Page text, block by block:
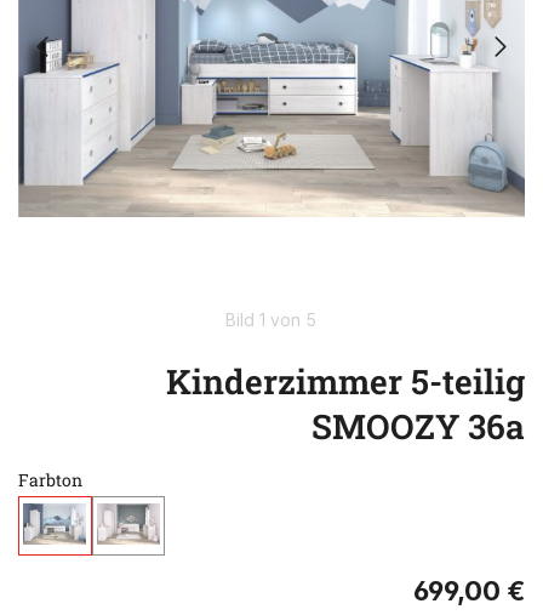
Bild 1 von 5
Kinderzimmer 5-teilig
SMOOZY 36a
Farbton
699,00 €